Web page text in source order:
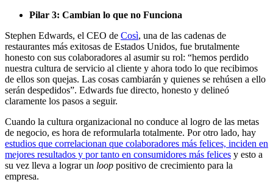
Pilar 3: Cambian lo que no Funciona
Stephen Edwards, el CEO de Così, una de las cadenas de
restaurantes más exitosas de Estados Unidos, fue brutalmente
honesto con sus colaboradores al asumir su rol: “hemos perdido
nuestra cultura de servicio al cliente y ahora todo lo que recibimos
de ellos son quejas. Las cosas cambiarán y quienes se rehúsen a ello
serán despedidos”. Edwards fue directo, honesto y delineó
claramente los pasos a seguir.
Cuando la cultura organizacional no conduce al logro de las metas
de negocio, es hora de reformularla totalmente. Por otro lado, hay
estudios que correlacionan que colaboradores más felices, inciden en
mejores resultados y por tanto en consumidores más felices y esto a
su vez lleva a lograr un loop positivo de crecimiento para la
empresa.